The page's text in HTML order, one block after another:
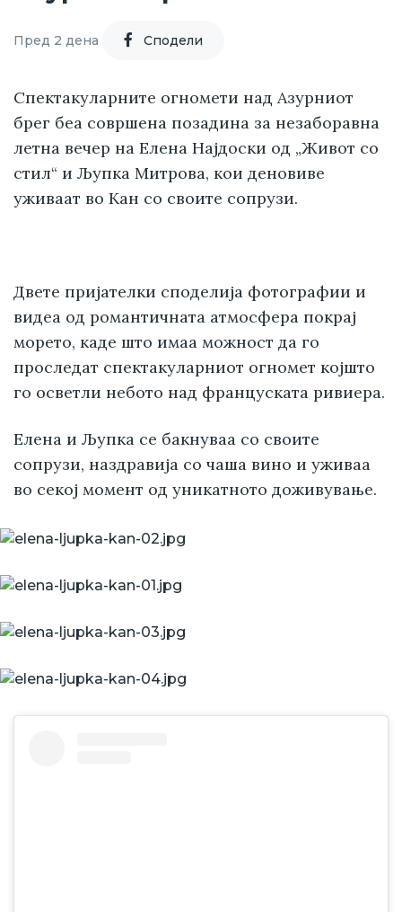
Пред 2 дена Cподели
Спектакуларните огномети над Азурниот
брег беа совршена позадина за незаборавна
летна вечер на Елена Најдоски од „Живот со
стил“ и Љупка Митрова, кои деновиве
уживаат во Кан со своите сопрузи.
Двете пријателки споделија фотографии и
видеа од романтичната атмосфера покрај
морето, каде што имаа можност да го
проследат спектакуларниот огномет којшто
го осветли небото над француската ривиера.
Елена и Љупка се бакнуваа со своите
сопрузи, наздравија со чаша вино и уживаа
во секој момент од уникатното доживување.